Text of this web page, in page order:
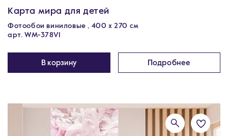
Карта мира для детей
Фотообои виниловые , 400 х 270 см
арт. WM-378V1
В корзину Подробнее